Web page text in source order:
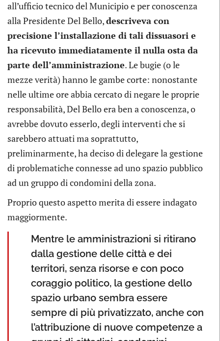
all’ufficio tecnico del Municipio e per conoscenza
alla Presidente Del Bello,descriveva con
precisione l’installazione di tali dissuasori e
ha ricevuto immediatamente il nulla osta da
parte dell’amministrazione. Le bugie (o le
mezze verità) hanno le gambe corte: nonostante
nelle ultime ore abbia cercato di negare le proprie
responsabilità, Del Bello era ben a conoscenza, o
avrebbe dovuto esserlo, degli interventi che si
sarebbero attuati ma soprattutto,
preliminarmente, ha deciso di delegare la gestione
di problematiche connesse ad uno spazio pubblico
ad un gruppo di condomini della zona.
Proprio questo aspetto merita di essere indagato
maggiormente.
Mentre le amministrazioni si ritirano
dalla gestione delle città e dei
territori, senza risorse e con poco
coraggio politico, la gestione dello
spazio urbano sembra essere
sempre di più privatizzato, anche con
l’attribuzione di nuove competenze a